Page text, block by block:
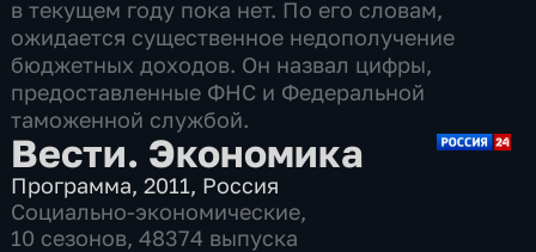
в текущем году пока нет. По его словам,
ожидается существенное недополучение
бюджетных доходов. Он назвал цифры,
предоставленные ФНС и Федеральной
таможенной службой.
Вести. Экономика
Программа,2011, Россия
Социально-экономические,
10 сезонов, 48374 выпуска